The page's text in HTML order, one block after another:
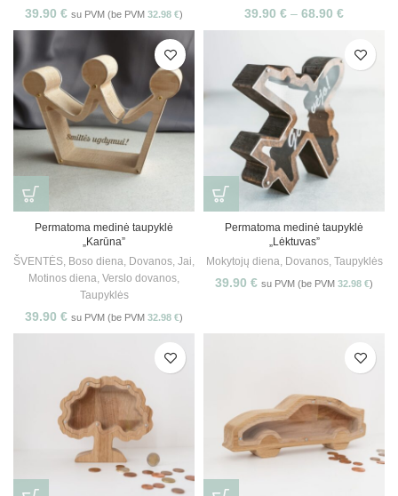
39.90 € su PVM (be PVM 32.98 €) 39.90 € – 68.90 €
Permatoma medinė taupyklė
„Karūna”
ŠVENTĖS, Boso diena, Dovanos, Jai,
Motinos diena, Verslo dovanos,
Taupyklės
39.90 € su PVM (be PVM 32.98 €)
Permatoma medinė taupyklė
„Lėktuvas”
Mokytojų diena, Dovanos, Taupyklės
39.90 € su PVM (be PVM 32.98 €)